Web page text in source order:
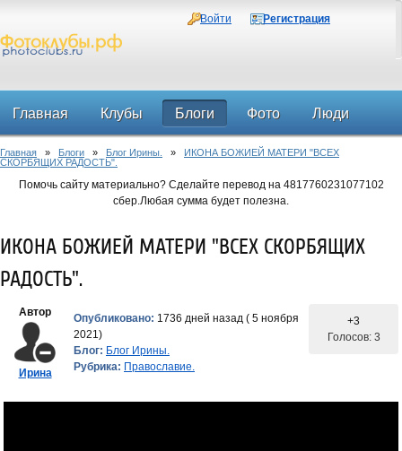
Войти Регистрация
Главная Клубы Блоги Фото Люди
Форум
Главная » Блоги » Блог Ирины. » ИКОНА БОЖИЕЙ МАТЕРИ "ВСЕХ
СКОРБЯЩИХ РАДОСТЬ".
Помочь сайту материально? Сделайте перевод на 4817760231077102
сбер.Любая сумма будет полезна.
ИКОНА БОЖИЕЙ МАТЕРИ "ВСЕХ СКОРБЯЩИХ
РАДОСТЬ".
Автор
Ирина
Опубликовано: 1736 дней назад ( 5 ноября
2021)
Блог: Блог Ирины.
Рубрика: Православие.
+3
Голосов: 3